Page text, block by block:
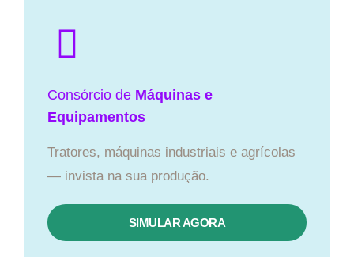
Consórcio de Máquinas e
Equipamentos
Tratores, máquinas industriais e agrícolas
— invista na sua produção.
SIMULAR AGORA